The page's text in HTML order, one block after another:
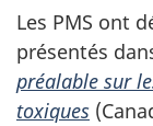
Les PMS ont
présentés
préalable sur
toxiques